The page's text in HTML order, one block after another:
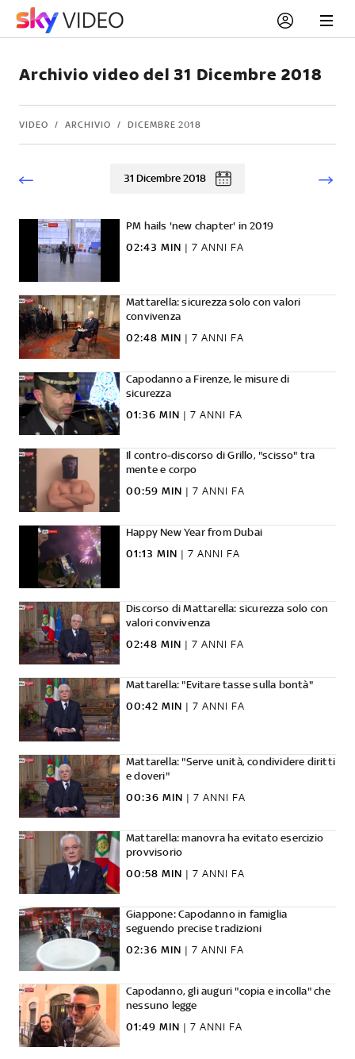
Archivio video del 31 Dicembre 2018
VIDEO ARCHIVIO DICEMBRE 2018
31 Dicembre 2018
PM hails 'new chapter' in 2019
02:43 MIN | 7 ANNI FA
Mattarella: sicurezza solo con valori
convivenza
02:48 MIN | 7 ANNI FA
Capodanno a Firenze, le misure di
sicurezza
01:36 MIN | 7 ANNI FA
Il contro-discorso di Grillo, "scisso" tra
mente e corpo
00:59 MIN | 7 ANNI FA
Happy New Year from Dubai
01:13 MIN | 7 ANNI FA
Discorso di Mattarella: sicurezza solo con
valori convivenza
02:48 MIN | 7 ANNI FA
Mattarella: "Evitare tasse sulla bontà"
00:42 MIN | 7 ANNI FA
Mattarella: "Serve unità, condividere diritti
e doveri"
00:36 MIN | 7 ANNI FA
Mattarella: manovra ha evitato esercizio
provvisorio
00:58 MIN | 7 ANNI FA
Giappone: Capodanno in famiglia
seguendo precise tradizioni
02:36 MIN | 7 ANNI FA
Capodanno, gli auguri "copia e incolla" che
nessuno legge
01:49 MIN | 7 ANNI FA